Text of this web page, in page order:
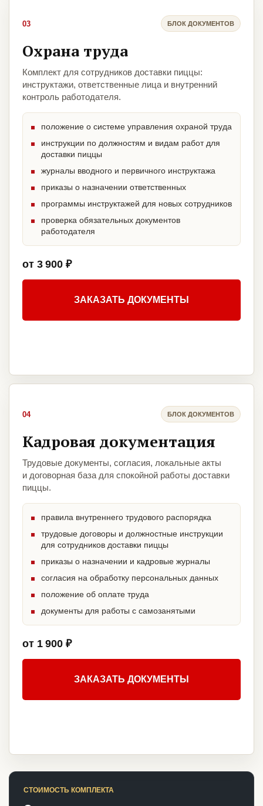
03 БЛОК ДОКУМЕНТОВ
Охрана труда
Комплект для сотрудников доставки пиццы:
инструктажи, ответственные лица и внутренний
контроль работодателя.
положение о системе управления охраной труда
инструкции по должностям и видам работ для
доставки пиццы
журналы вводного и первичного инструктажа
приказы о назначении ответственных
программы инструктажей для новых сотрудников
проверка обязательных документов
работодателя
от 3 900 ₽
ЗАКАЗАТЬ ДОКУМЕНТЫ
04 БЛОК ДОКУМЕНТОВ
Кадровая документация
Трудовые документы, согласия, локальные акты
и договорная база для спокойной работы доставки
пиццы.
правила внутреннего трудового распорядка
трудовые договоры и должностные инструкции
для сотрудников доставки пиццы
приказы о назначении и кадровые журналы
согласия на обработку персональных данных
положение об оплате труда
документы для работы с самозанятыми
от 1 900 ₽
ЗАКАЗАТЬ ДОКУМЕНТЫ
СТОИМОСТЬ КОМПЛЕКТА